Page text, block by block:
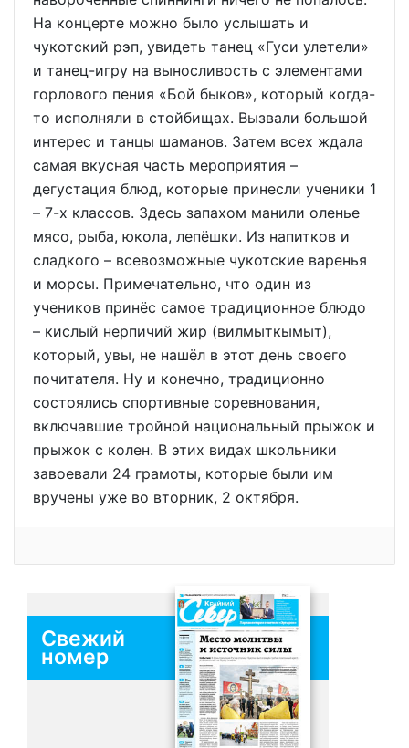
На концерте можно было услышать и
чукотский рэп, увидеть танец «Гуси улетели»
и танец-игру на выносливость с элементами
горлового пения «Бой быков», который когда-
то исполняли в стойбищах. Вызвали большой
интерес и танцы шаманов. Затем всех ждала
самая вкусная часть мероприятия –
дегустация блюд, которые принесли ученики 1
– 7-х классов. Здесь запахом манили оленье
мясо, рыба, юкола, лепёшки. Из напитков и
сладкого – всевозможные чукотские варенья
и морсы. Примечательно, что один из
учеников принёс самое традиционное блюдо
– кислый нерпичий жир (вилмыткымыт),
который, увы, не нашёл в этот день своего
почитателя. Ну и конечно, традиционно
состоялись спортивные соревнования,
включавшие тройной национальный прыжок и
прыжок с колен. В этих видах школьники
завоевали 24 грамоты, которые были им
вручены уже во вторник, 2 октября.
Свежий
номер